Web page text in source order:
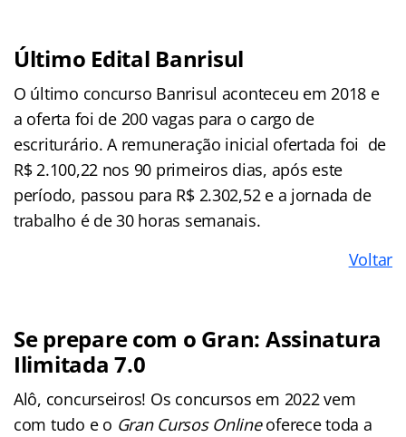
Último Edital Banrisul
O último concurso Banrisul aconteceu em 2018 e
a oferta foi de 200 vagas para o cargo de
escriturário. A remuneração inicial ofertada foi de
R$ 2.100,22 nos 90 primeiros dias, após este
período, passou para R$ 2.302,52 e a jornada de
trabalho é de 30 horas semanais.
Voltar
Se prepare com o Gran: Assinatura
Ilimitada 7.0
Alô, concurseiros! Os concursos em 2022 vem
com tudo e o Gran Cursos Onlineoferece toda a